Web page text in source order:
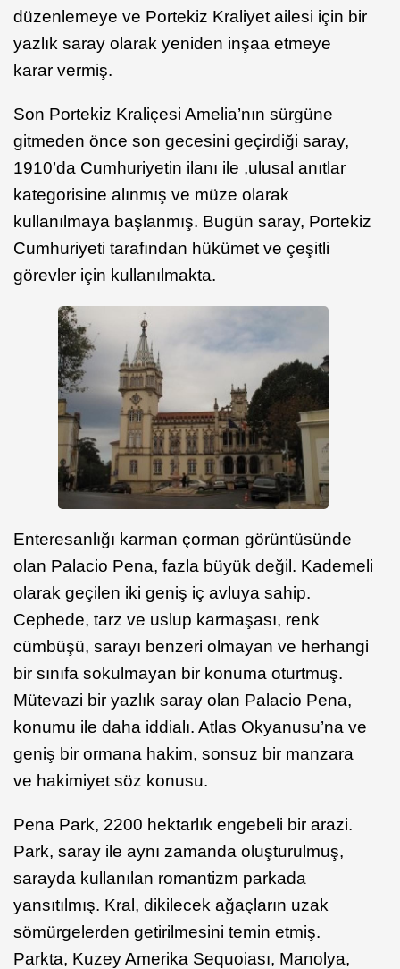
düzenlemeye ve Portekiz Kraliyet ailesi için bir
yazlık saray olarak yeniden inşaa etmeye
karar vermiş.
Son Portekiz Kraliçesi Amelia’nın sürgüne
gitmeden önce son gecesini geçirdiği saray,
1910’da Cumhuriyetin ilanı ile ,ulusal anıtlar
kategorisine alınmış ve müze olarak
kullanılmaya başlanmış. Bugün saray, Portekiz
Cumhuriyeti tarafından hükümet ve çeşitli
görevler için kullanılmakta.
Enteresanlığı karman çorman görüntüsünde
olan Palacio Pena, fazla büyük değil. Kademeli
olarak geçilen iki geniş iç avluya sahip.
Cephede, tarz ve uslup karmaşası, renk
cümbüşü, sarayı benzeri olmayan ve herhangi
bir sınıfa sokulmayan bir konuma oturtmuş.
Mütevazi bir yazlık saray olan Palacio Pena,
konumu ile daha iddialı. Atlas Okyanusu’na ve
geniş bir ormana hakim, sonsuz bir manzara
ve hakimiyet söz konusu.
Pena Park, 2200 hektarlık engebeli bir arazi.
Park, saray ile aynı zamanda oluşturulmuş,
sarayda kullanılan romantizm parkada
yansıtılmış. Kral, dikilecek ağaçların uzak
sömürgelerden getirilmesini temin etmiş.
Parkta, Kuzey Amerika Sequoiası, Manolya,